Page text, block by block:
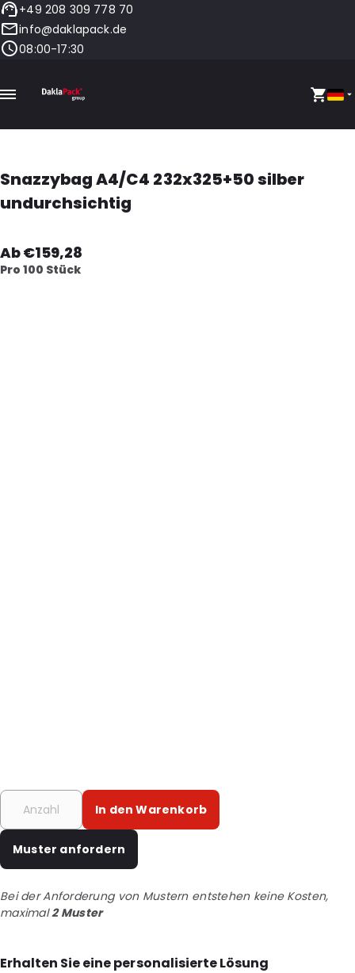
+49 208 309 778 70
info@daklapack.de
08:00-17:30
Snazzybag A4/C4 232x325+50 silber
undurchsichtig
Ab €159,28
Pro 100 Stück
In den Warenkorb
Muster anfordern
Bei der Anforderung von Mustern entstehen keine Kosten,
maximal2 Muster
Erhalten Sie eine personalisierte Lösung